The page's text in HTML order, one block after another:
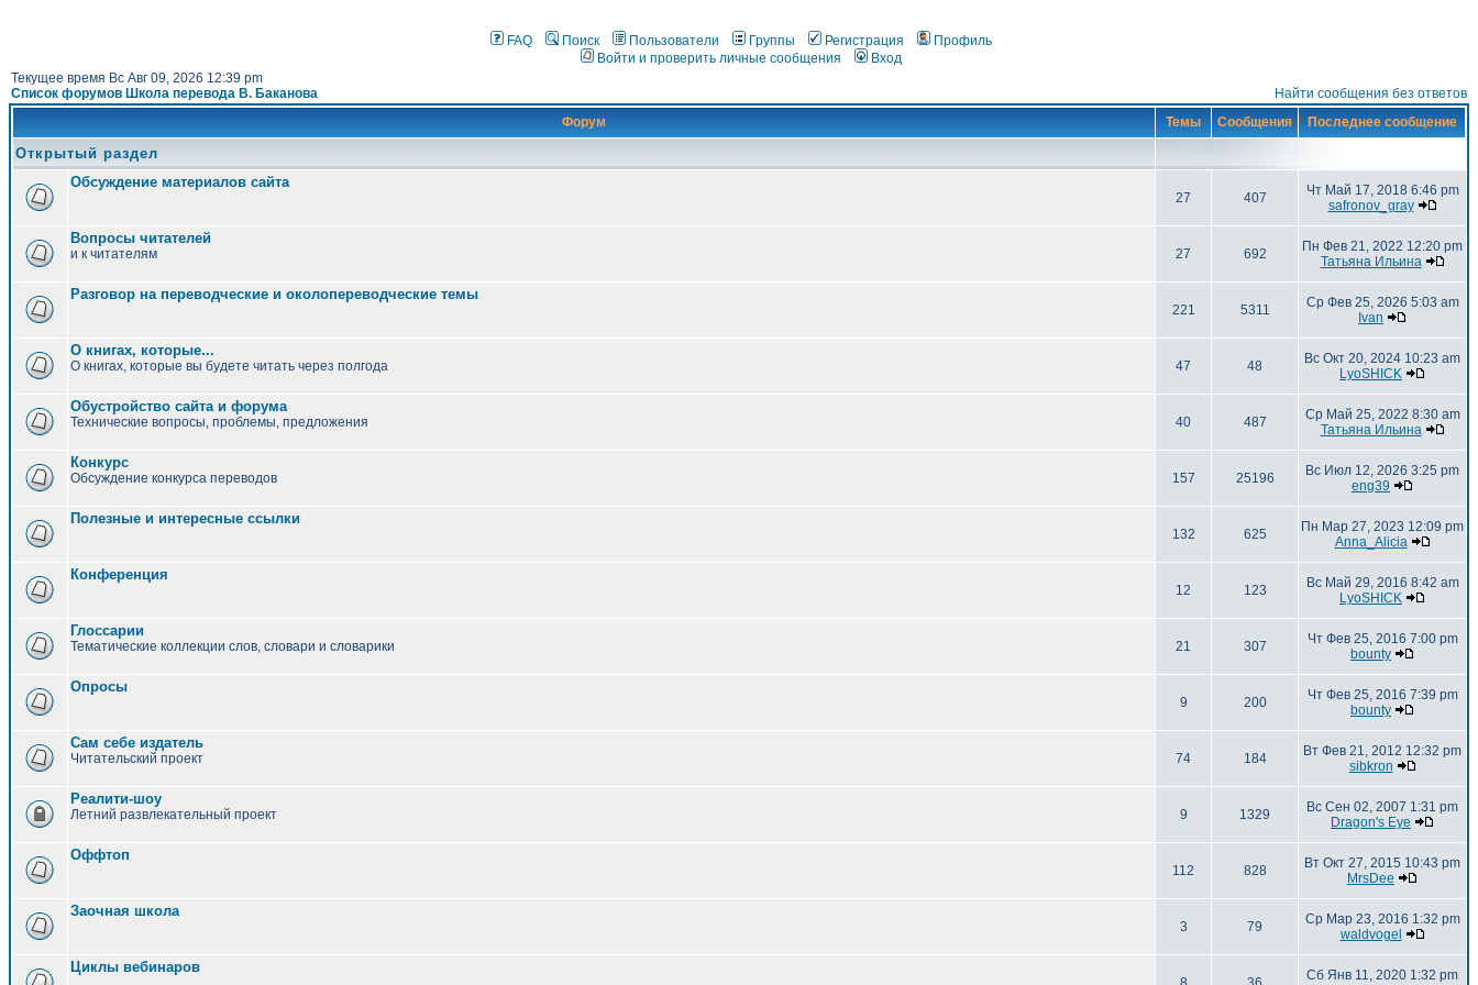
FAQ Поиск Пользователи Группы Регистрация
Профиль
Войти и проверить личные сообщения
Вход
Текущее время Вс Авг 09, 2026 12:39 pm
Список форумов Школа перевода В. Баканова
Найти сообщения без ответов
Форум
Темы Сообщения Последнее сообщение
Открытый раздел
Обсуждение материалов сайта
27 407
Чт Май 17, 2018 6:46 pm
safronov_gray
Вопросы читателей
и к читателям 27 692
Пн Фев 21, 2022 12:20 pm
Татьяна Ильина
Разговор на переводческие и околопереводческие темы
221 5311
Ср Фев 25, 2026 5:03 am
Ivan
О книгах, которые...
О книгах, которые вы будете читать через полгода 47 48
Вс Окт 20, 2024 10:23 am
LyoSHICK
Обустройство сайта и форума
Технические вопросы, проблемы, предложения 40 487
Ср Май 25, 2022 8:30 am
Татьяна Ильина
Конкурс
Обсуждение конкурса переводов 157 25196
Вс Июл 12, 2026 3:25 pm
eng39
Полезные и интересные ссылки
132 625
Пн Мар 27, 2023 12:09 pm
Anna_Alicia
Конференция
12 123
Вс Май 29, 2016 8:42 am
LyoSHICK
Глоссарии
Тематические коллекции слов, словари и словарики 21 307
Чт Фев 25, 2016 7:00 pm
bounty
Опросы
9 200
Чт Фев 25, 2016 7:39 pm
bounty
Сам себе издатель
Читательский проект 74 184
Вт Фев 21, 2012 12:32 pm
sibkron
Реалити-шоу
Летний развлекательный проект 9 1329
Вс Сен 02, 2007 1:31 pm
Dragon's Eye
Оффтоп
112 828
Вт Окт 27, 2015 10:43 pm
MrsDee
Заочная школа
3 79
Ср Мар 23, 2016 1:32 pm
waldvogel
Циклы вебинаров
Сб Янв 11, 2020 1:32 pm